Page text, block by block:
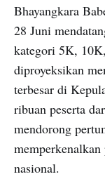
Bhayangkara
28 Juni
kategori 5K,
diproyeksikan
terbesar di
ribuan peserta
mendorong
memperkenalkan
nasional.